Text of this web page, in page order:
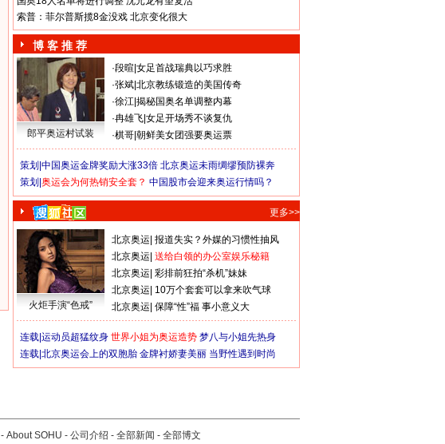
索普：菲尔普斯揽8金没戏 北京变化很大
博 客 推 荐
郎平奥运村试装
·段暄 女足首战瑞典以巧求胜
·张斌 北京教练锻造的美国传奇
·徐江 揭秘国奥名单调整内幕
·冉雄飞 女足开场秀不谈复仇
·棋哥 朝鲜美女团强要奥运票
策划| 中国奥运金牌奖励大涨33倍 北京奥运未雨绸缪预防裸奔
策划| 奥运会为何热销安全套？ 中国股市会迎来奥运行情吗？
更多>>
火炬手演“色戒”
北京奥运 报道失实？外媒的习惯性抽风
北京奥运 送给白领的办公室娱乐秘籍
北京奥运 彩排前狂拍“杀机”妹妹
北京奥运 10万个套套可以拿来吹气球
北京奥运 保障“性”福 事小意义大
连载| 运动员超猛纹身 世界小姐为奥运造势 梦八与小姐先热身
连载| 北京奥运会上的双胞胎 金牌衬娇妻美丽 当野性遇到时尚
- About SOHU - 公司介绍 - 全部新闻 - 全部博文